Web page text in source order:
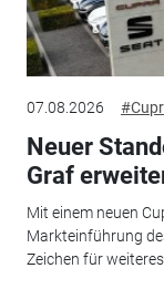
07.08.2026
Neuer
Graf
Mit einem neuen
Markteinführung
Zeichen für